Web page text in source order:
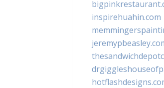
inspirehuahin.com